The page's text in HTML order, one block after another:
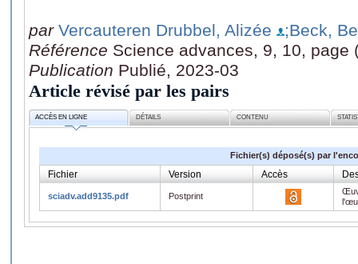
par Vercauteren Drubbel, Alizée
;Beck,
Référence Science advances, 9, 10, page
Publication Publié, 2023-03
Article révisé par les pairs
ACCÈS EN LIGNE DÉTAILS CONTENU
Fichier(s) déposé(s) par
Fichier Version Accès
sciadv.add9135.pdf Postprint